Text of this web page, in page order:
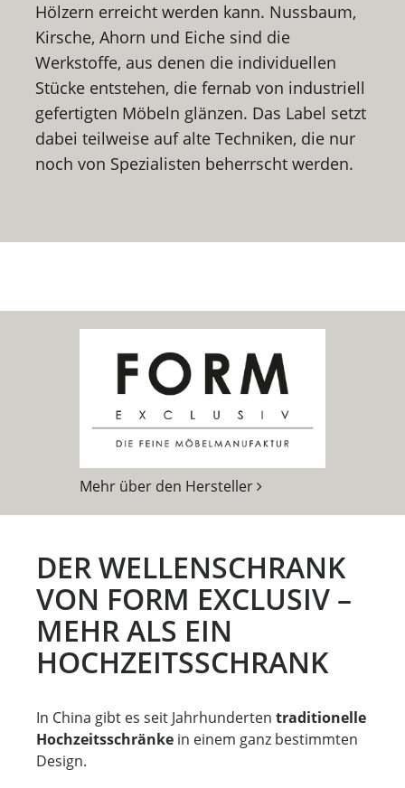
Hölzern erreicht werden kann. Nussbaum,
Kirsche, Ahorn und Eiche sind die
Werkstoffe, aus denen die individuellen
Stücke entstehen, die fernab von industriell
gefertigten Möbeln glänzen. Das Label setzt
dabei teilweise auf alte Techniken, die nur
noch von Spezialisten beherrscht werden.
Mehr über den Hersteller
DER WELLENSCHRANK
VON FORM EXCLUSIV –
MEHR ALS EIN
HOCHZEITSSCHRANK
In China gibt es seit Jahrhunderten traditionelle
Hochzeitsschränke in einem ganz bestimmten
Design.